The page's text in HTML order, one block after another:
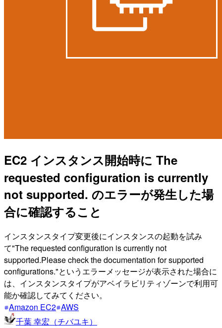
EC2 インスタンス開始時に The
requested configuration is currently
not supported. のエラーが発生した場
合に確認すること
インスタンスタイプ変更後にインスタンスの起動を試み
て"The requested configuration is currently not
supported.Please check the documentation for supported
configurations."というエラーメッセージが表示された場合に
は、インスタンスタイプがアベイラビリティゾーンで利用可
能か確認してみてください。
Amazon EC2 AWS
千葉 幸宏（チバユキ）